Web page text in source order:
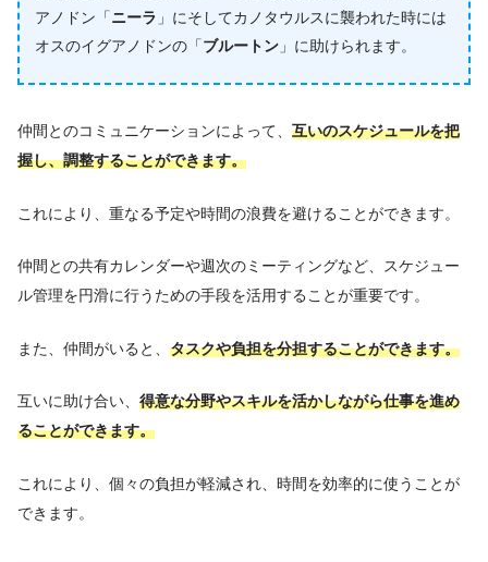
アノドン「ニーラ 」にそしてカノタウルスに襲われた時には
オスのイグアノドンの「ブルートン 」に助けられます。
仲間とのコミュニケーションによって、 互いのスケジュールを把
握し、調整することができます。
これにより、重なる予定や時間の浪費を避けることができます。
仲間との共有カレンダーや週次のミーティングなど、スケジュー
ル管理を円滑に行うための手段を活用することが重要です。
また、仲間がいると、 タスクや負担を分担することができます。
互いに助け合い、 得意な分野やスキルを活かしながら仕事を進め
ることができます。
これにより、個々の負担が軽減され、時間を効率的に使うことが
できます。